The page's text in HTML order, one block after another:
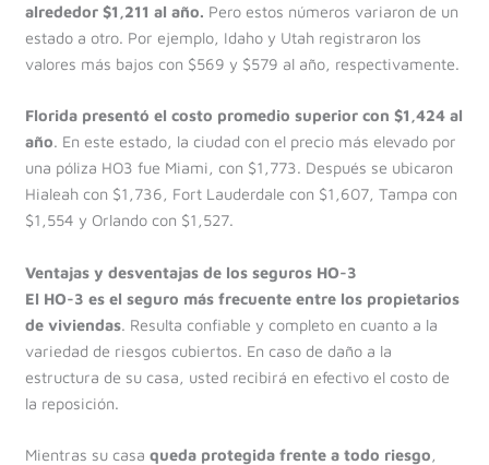
alrededor $1,211 al año. Pero estos números variaron de un
estado a otro. Por ejemplo, Idaho y Utah registraron los
valores más bajos con $569 y $579 al año, respectivamente.
Florida presentó el costo promedio superior con $1,424 al
año. En este estado, la ciudad con el precio más elevado por
una póliza HO3 fue Miami, con $1,773. Después se ubicaron
Hialeah con $1,736, Fort Lauderdale con $1,607, Tampa con
$1,554 y Orlando con $1,527.
Ventajas y desventajas de los seguros HO-3
El HO-3 es el seguro más frecuente entre los propietarios
de viviendas. Resulta confiable y completo en cuanto a la
variedad de riesgos cubiertos. En caso de daño a la
estructura de su casa, usted recibirá en efectivo el costo de
la reposición.
Mientras su casa queda protegida frente a todo riesgo,